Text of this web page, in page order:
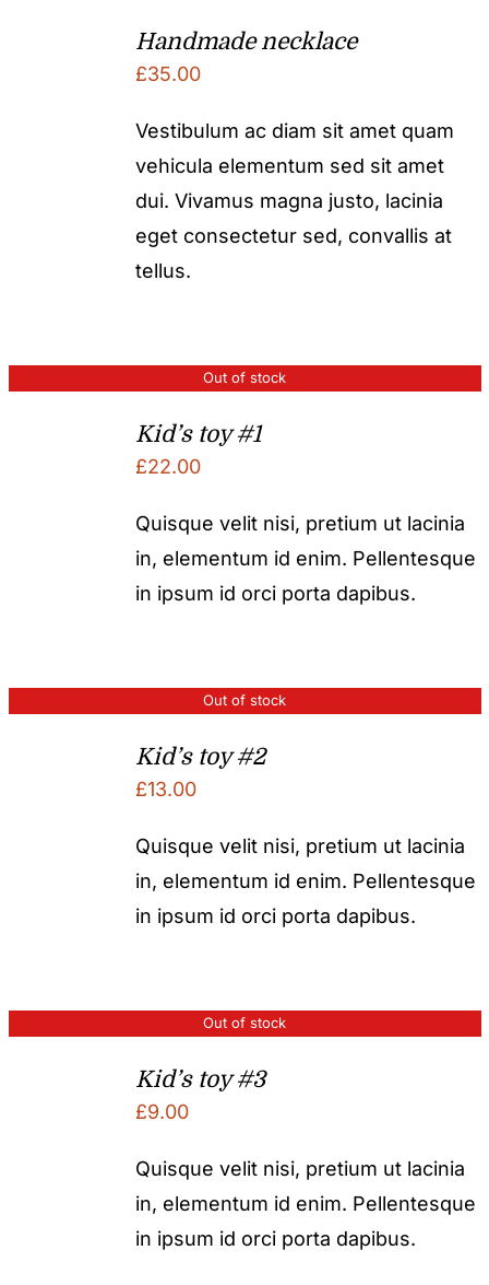
Handmade necklace
£35.00
Vestibulum ac diam sit amet quam
vehicula elementum sed sit amet
dui. Vivamus magna justo, lacinia
eget consectetur sed, convallis at
tellus.
Out of stock
Kid’s toy #1
£22.00
Quisque velit nisi, pretium ut lacinia
in, elementum id enim. Pellentesque
in ipsum id orci porta dapibus.
Out of stock
Kid’s toy #2
£13.00
Quisque velit nisi, pretium ut lacinia
in, elementum id enim. Pellentesque
in ipsum id orci porta dapibus.
Out of stock
Kid’s toy #3
£9.00
Quisque velit nisi, pretium ut lacinia
in, elementum id enim. Pellentesque
in ipsum id orci porta dapibus.